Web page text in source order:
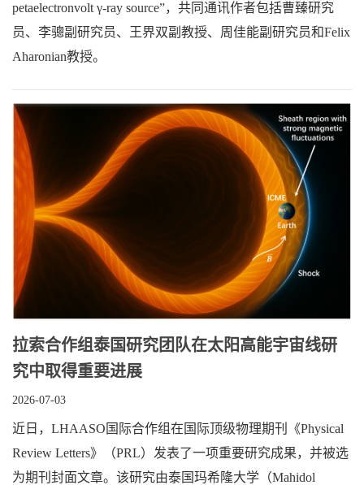
petaelectronvolt γ-ray source”，共同通讯作者包括曹臻研究
员、李骢副研究员、王界双副教授、周佳能副研究员和Felix
Aharonian教授。
​拉索合作组泰国研究团队在太阳高能宇宙线研
究中取得重要进展
2026-07-03
近日，LHAASO国际合作组在国际顶级物理期刊《Physical
Review Letters》（PRL）发表了一项重要研究成果，并被选
为期刊封面文章。该研究由泰国玛希隆大学（Mahidol